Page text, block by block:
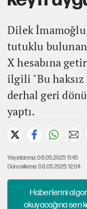
Dilek
tutuklu bulunan
X hesabına
ilgili "Bu
derhal geri
yaptı.
Yayınlanma: 08.05.2025 11:45
Güncelleme: 08.05.2025 12:04
Haberlerini
okuyacağına sen